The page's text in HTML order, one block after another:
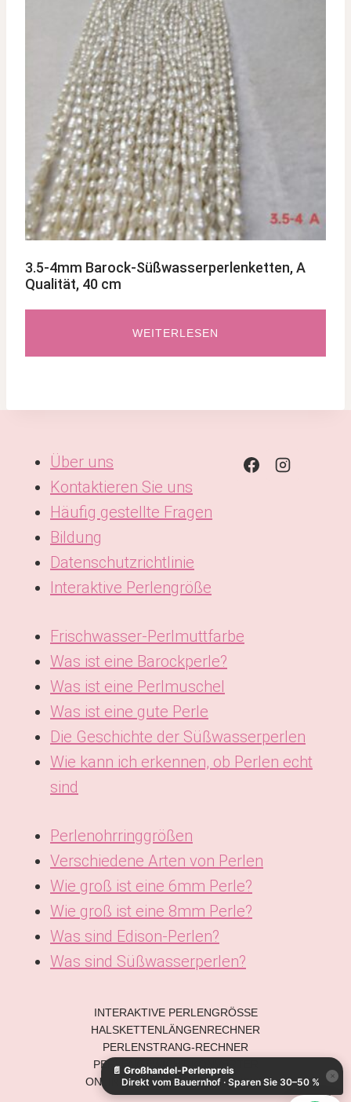
3.5-4mm Barock-Süßwasserperlenketten, A
Qualität, 40 cm
WEITERLESEN
Über uns
Kontaktieren Sie uns
Häufig gestellte Fragen
Bildung
Datenschutzrichtlinie
Interaktive Perlengröße
Frischwasser-Perlmuttfarbe
Was ist eine Barockperle?
Was ist eine Perlmuschel
Was ist eine gute Perle
Die Geschichte der Süßwasserperlen
Wie kann ich erkennen, ob Perlen echt
sind
Perlenohrringgrößen
Verschiedene Arten von Perlen
Wie groß ist eine 6mm Perle?
Wie groß ist eine 8mm Perle?
Was sind Edison-Perlen?
Was sind Süßwasserperlen?
INTERAKTIVE PERLENGRÖSSE
HALSKETTENLÄNGENRECHNER
PERLENSTRANG-RECHNER
PERLENGEWICHT-KONVERTER
ONLINE-PERLENMESSWERKZEUG
📄 Großhandel-Perlenpreis
Direkt vom Bauernhof · Sparen Sie 30–50 %
×